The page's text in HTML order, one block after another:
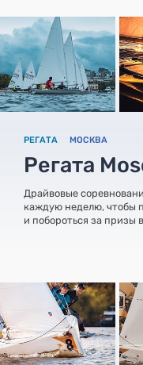
РЕГАТА МОСКВА
Регата
Драйвовые
каждую неделю, чтобы
и побороться за призы